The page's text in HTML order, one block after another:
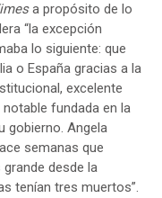
a propósito de lo
“la excepción
lo siguiente: que
o España gracias a la
excelente
fundada en la
gobierno. Angela
semanas que
desde la
tenían tres muertos”.